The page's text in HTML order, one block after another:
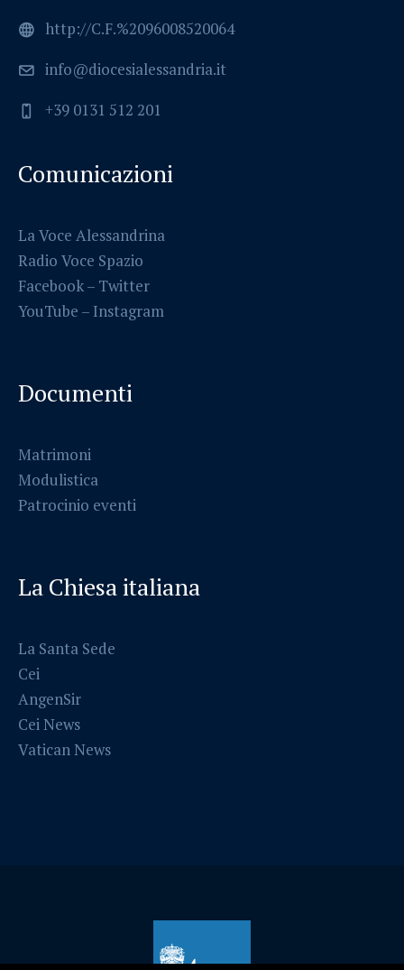
http://C.F.%2096008520064
info@diocesialessandria.it
+39 0131 512 201
Comunicazioni
La Voce Alessandrina
Radio Voce Spazio
Facebook– Twitter
YouTube – Instagram
Documenti
Matrimoni
Modulistica
Patrocinio eventi
La Chiesa italiana
La Santa Sede
Cei
AngenSir
Cei News
Vatican News